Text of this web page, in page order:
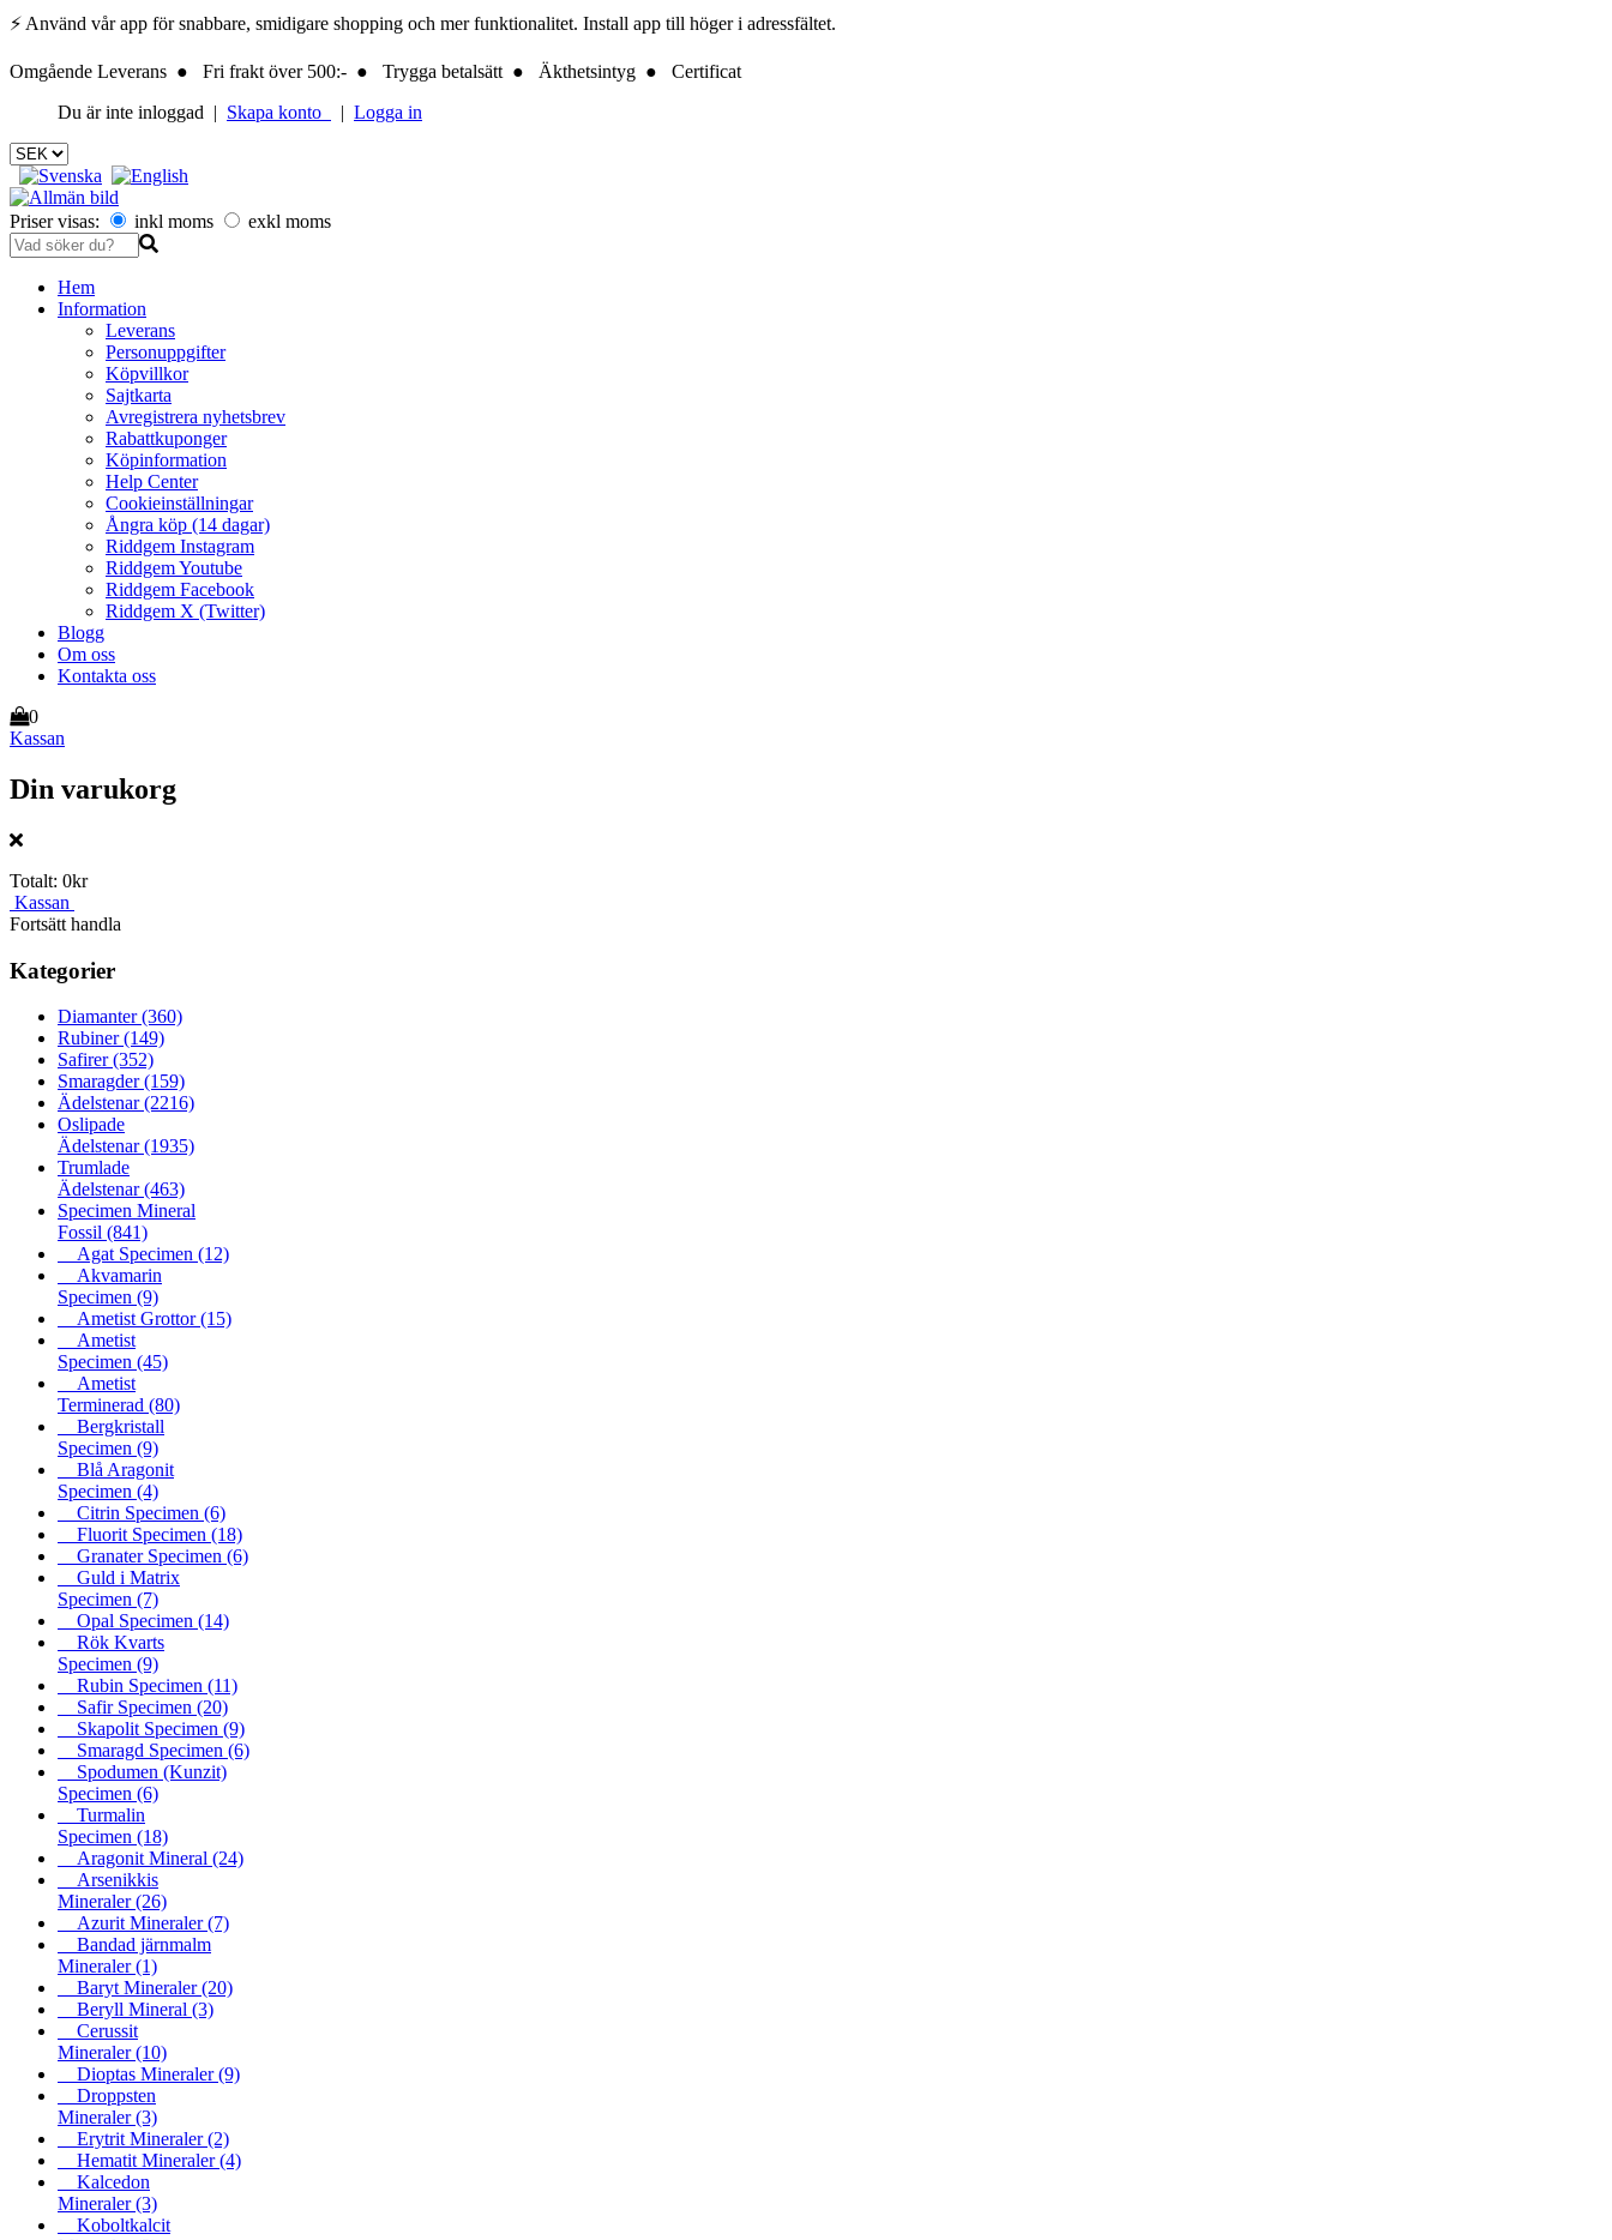
⚡ Använd vår app för snabbare, smidigare shopping och mer funktionalitet. Install app till höger i adressfältet.
Omgående Leverans ● Fri frakt över 500:- ● Trygga betalsätt ● Äkthetsintyg ● Certificat
Du är inte inloggad | Skapa konto | Logga in
Priser visas: inkl moms exkl moms
Hem
Information
Leverans
Personuppgifter
Köpvillkor
Sajtkarta
Avregistrera nyhetsbrev
Rabattkuponger
Köpinformation
Help Center
Cookieinställningar
Ångra köp (14 dagar)
Riddgem Instagram
Riddgem Youtube
Riddgem Facebook
Riddgem X (Twitter)
Blogg
Om oss
Kontakta oss
0
Kassan
Din varukorg
Totalt: 0kr
Kassan
Fortsätt handla
Kategorier
Diamanter(360)
Rubiner(149)
Safirer(352)
Smaragder(159)
Ädelstenar(2216)
Oslipade
Ädelstenar(1935)
Trumlade
Ädelstenar(463)
Specimen Mineral
Fossil (841)
Agat Specimen (12)
Akvamarin
Specimen (9)
Ametist Grottor(15)
Ametist
Specimen (45)
Ametist
Terminerad (80)
Bergkristall
Specimen (9)
Blå Aragonit
Specimen (4)
Citrin Specimen (6)
Fluorit Specimen (18)
Granater Specimen (6)
Guld i Matrix
Specimen (7)
Opal Specimen (14)
Rök Kvarts
Specimen (9)
Rubin Specimen (11)
Safir Specimen (20)
Skapolit Specimen (9)
Smaragd Specimen (6)
Spodumen (Kunzit)
Specimen (6)
Turmalin
Specimen (18)
Aragonit Mineral (24)
Arsenikkis
Mineraler(26)
Azurit Mineraler(7)
Bandad järnmalm
Mineraler(1)
Baryt Mineraler(20)
Beryll Mineral (3)
Cerussit
Mineraler(10)
Dioptas Mineraler(9)
Droppsten
Mineraler(3)
Erytrit Mineraler(2)
Hematit Mineraler(4)
Kalcedon
Mineraler(3)
Koboltkalcit